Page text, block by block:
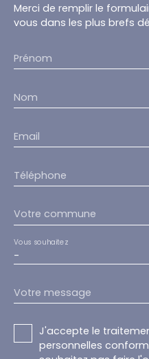
Merci de remplir le
vous dans les plus brefs
Prénom
Nom
Email
Téléphone
Votre commune
-
Vous souhaitez
Votre message
J'accepte le
personnelles